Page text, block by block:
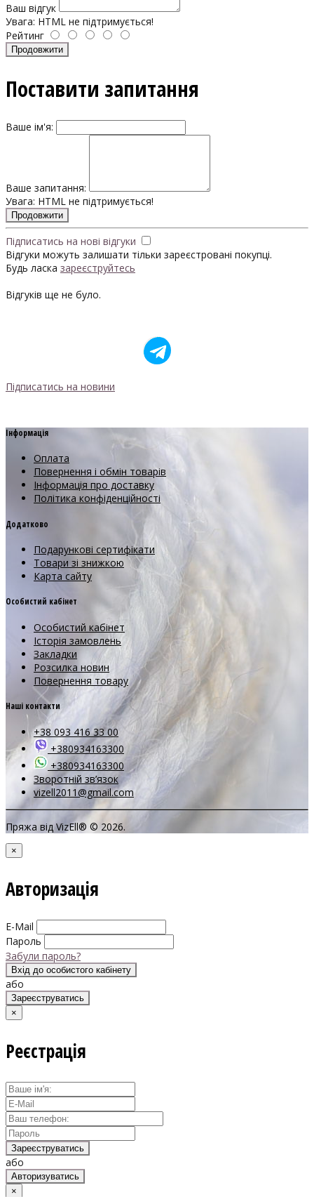
Ваш відгук
Увага: HTML не підтримується!
Рейтинг
Продовжити
Поставити запитання
Ваше ім'я:
Ваше запитання:
Увага: HTML не підтримується!
Продовжити
Підписатись на нові відгуки
Відгуки можуть залишати тільки зареєстровані покупці.
Будь ласка зареєструйтесь
Відгуків ще не було.
Підписатись на новини
Інформація
Оплата
Повернення і обмін товарів
Інформація про доставку
Політика конфіденційності
Додатково
Подарункові сертифікати
Товари зі знижкою
Карта сайту
Особистий кабінет
Особистий кабінет
Історія замовлень
Закладки
Розсилка новин
Повернення товару
Наші контакти
+38 093 416 33 00
+380934163300
+380934163300
Зворотній зв’язок
vizell2011@gmail.com
Пряжа від VizEll® © 2026.
×
Авторизація
E-Mail
Пароль
Забули пароль?
Вхід до особистого кабінету
або
Зареєструватись
×
Реєстрація
Зареєструватись
або
Авторизуватись
×